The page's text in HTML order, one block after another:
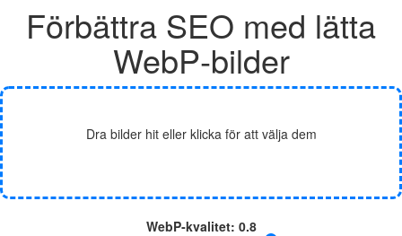
Förbättra SEO med lätta
WebP‑bilder
Dra bilder hit eller klicka för att välja dem
WebP‑kvalitet: 0.8